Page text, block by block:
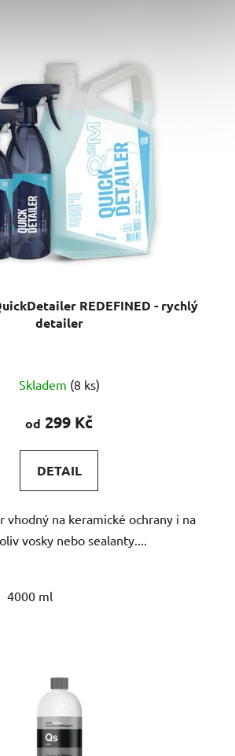
REDEFINED - rychlý
detailer
hodnocení
produktu
4,8
z
hvězdiček.
Skladem (8 ks)
od 299 Kč
DETAIL
vhodný na keramické ochrany i na
vosky nebo sealanty....
4000 ml